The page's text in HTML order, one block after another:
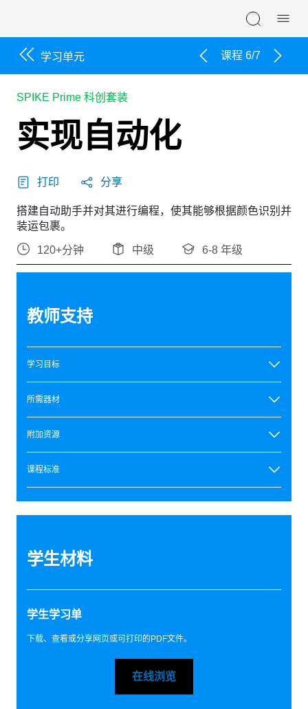
学习单元 课程 6/7
SPIKE Prime 科创套装
实现自动化
打印 分享
搭建自动助手并对其进行编程，使其能够根据颜色识别并
装运包裹。
120+分钟 中级 6-8 年级
教师支持
学习目标
所需器材
附加资源
课程标准
学生材料
学生学习单
下载、查看或分享网页或可打印的PDF文件。
在线浏览